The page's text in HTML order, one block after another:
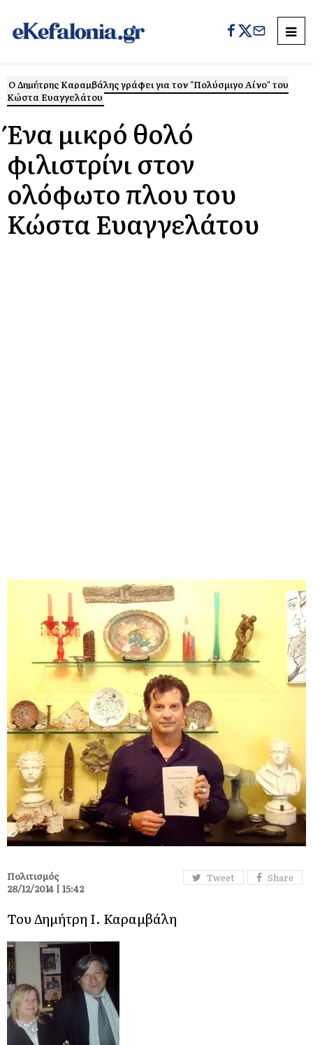
Ο Δημήτρης Καραμβάλης γράφει για τον "Πολύσμιγο Αίνο" του
Κώστα Ευαγγελάτου
Ένα μικρό θολό
φιλιστρίνι στον
ολόφωτο πλου του
Κώστα Ευαγγελάτου
Tweet Share
Πολιτισμός
28/12/2014 | 15:42
Του Δημήτρη Ι. Καραμβάλη